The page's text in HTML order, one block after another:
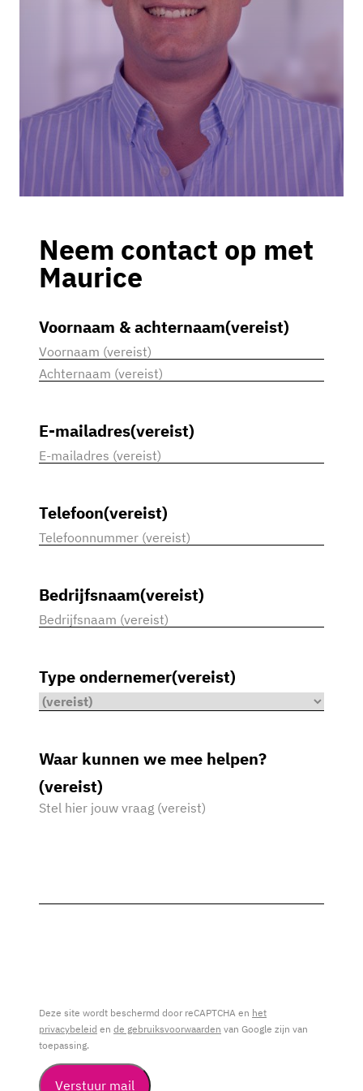
Neem contact op met
Maurice
Voornaam & achternaam(vereist)
Voornaam
E-mailadres(vereist)
Telefoon(vereist)
Bedrijfsnaam(vereist)
Type ondernemer(vereist)
Waar kunnen we mee helpen?
(vereist)
Deze site wordt beschermd door reCAPTCHA en het
privacybeleid en de gebruiksvoorwaarden van Google zijn van
toepassing.
Verstuur mail